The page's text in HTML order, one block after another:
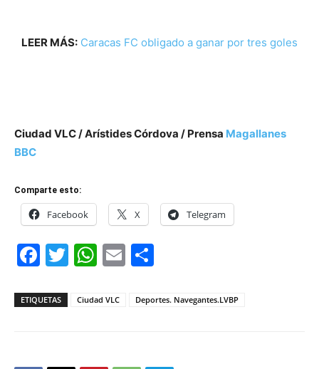
LEER MÁS: Caracas FC obligado a ganar por tres goles
Ciudad VLC / Arístides Córdova / Prensa Magallanes
BBC
Comparte esto:
Facebook X Telegram
Facebook
Twitter
WhatsApp
Email
ETIQUETAS Ciudad VLC Deportes. Navegantes.LVBP